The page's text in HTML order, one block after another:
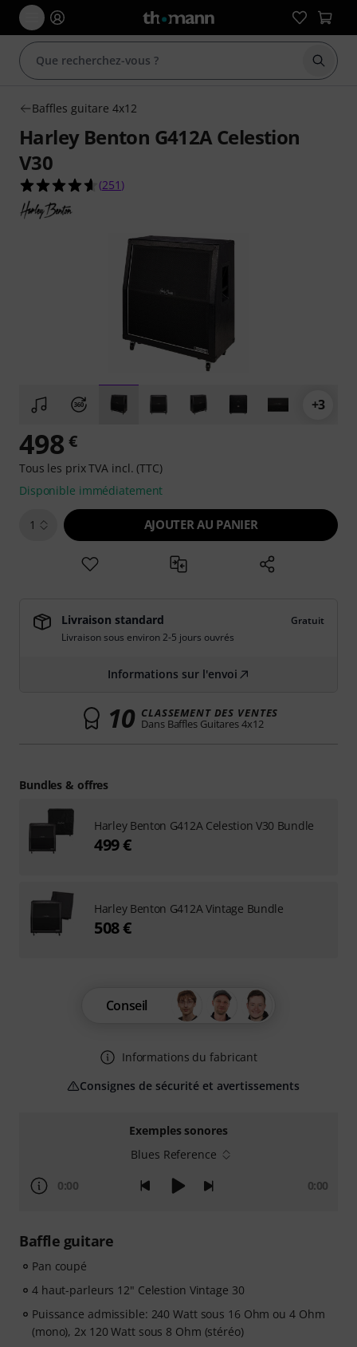
Baffles guitare 4x12
Harley Benton G412A Celestion
V30
4.6 étoiles sur 5 d'après 251 évaluations clients
(251 )
+3
Exemples sonores
Blues Reference
0:00 0:00
Baffle guitare
Pan coupé
4 haut-parleurs 12" Celestion Vintage 30
Puissance admissible: 240 Watt sous 16 Ohm ou 4 Ohm
(mono), 2x 120 Watt sous 8 Ohm (stéréo)
498 €
Tous les prix TVA incl. (TTC)
Disponible immédiatement
1 AJOUTER AU PANIER
Livraison standard
Gratuit
Livraison sous environ 2-5 jours ouvrés
Informations sur l'envoi
10 CLASSEMENT DES VENTES
Dans Baffles Guitares 4x12
Conseil
Informations du fabricant
Consignes de sécurité et avertissements
Bundles & offres
Harley Benton G412A Celestion V30 Bundle
499 €
Harley Benton G412A Vintage Bundle
508 €